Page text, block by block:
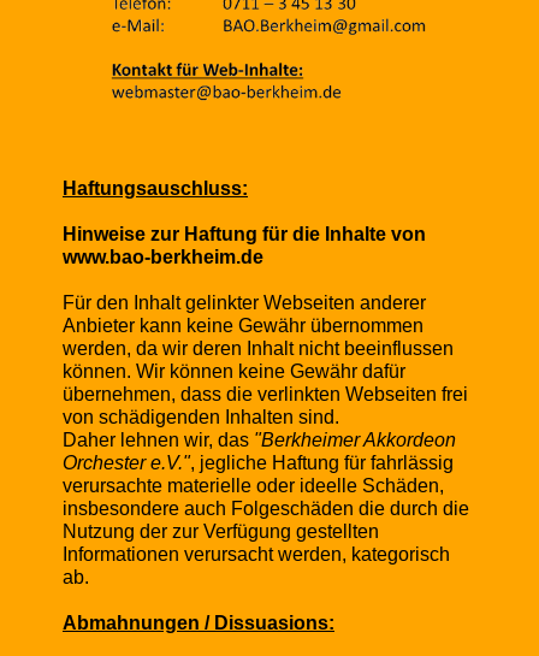
Haftungsauschluss:
Hinweise zur Haftung für die Inhalte von
www.bao-berkheim.de
Für den Inhalt gelinkter Webseiten anderer
Anbieter kann keine Gewähr übernommen
werden, da wir deren Inhalt nicht beeinflussen
können. Wir können keine Gewähr dafür
übernehmen, dass die verlinkten Webseiten frei
von schädigenden Inhalten sind.
Daher lehnen wir, das "Berkheimer Akkordeon
Orchester e.V.", jegliche Haftung für fahrlässig
verursachte materielle oder ideelle Schäden,
insbesondere auch Folgeschäden die durch die
Nutzung der zur Verfügung gestellten
Informationen verursacht werden, kategorisch
ab.
Abmahnungen / Dissuasions: